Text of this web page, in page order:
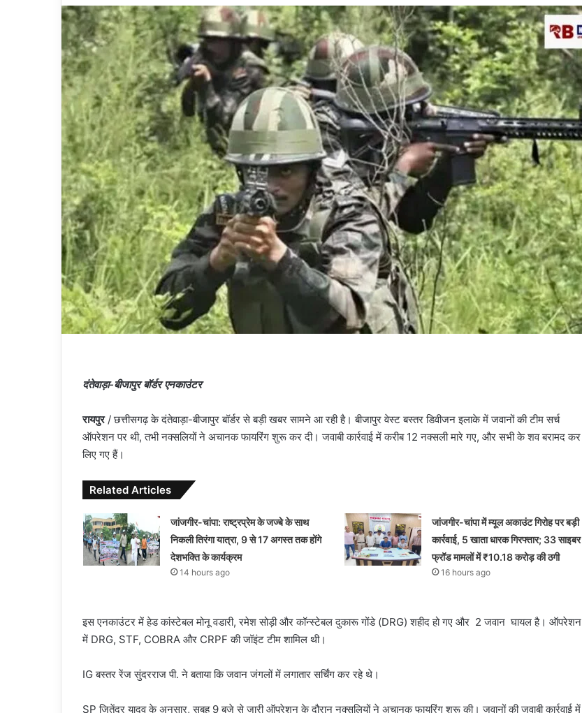
दंतेवाड़ा-बीजापुर बॉर्डर एनकाउंटर
रायपुर/ छत्तीसगढ़ के दंतेवाड़ा-बीजापुर बॉर्डर से बड़ी खबर सामने आ रही है। बीजापुर वेस्ट बस्तर डिवीजन इलाके में जवानों की टीम सर्च
ऑपरेशन पर थी, तभी नक्सलियों ने अचानक फायरिंग शुरू कर दी। जवाबी कार्रवाई में करीब 12 नक्सली मारे गए, और सभी के शव बरामद कर
लिए गए हैं।
Related Articles
जांजगीर-चांपा: राष्ट्रप्रेम के जज्बे के साथ
निकली तिरंगा यात्रा, 9 से 17 अगस्त तक होंगे
देशभक्ति के कार्यक्रम
14 hours ago
जांजगीर-चांपा में म्यूल अकाउंट गिरोह पर बड़ी
कार्रवाई, 5 खाता धारक गिरफ्तार; 33 साइबर
फ्रॉड मामलों में ₹10.18 करोड़ की ठगी
16 hours ago
इस एनकाउंटर में हेड कांस्टेबल मोनू वडारी, रमेश सोड़ी और कॉन्स्टेबल दुकारू गोंडे (DRG) शहीद हो गए और 2 जवान घायल है। ऑपरेशन
में DRG, STF, COBRA और CRPF की जॉइंट टीम शामिल थी।
IG बस्तर रेंज सुंदरराज पी. ने बताया कि जवान जंगलों में लगातार सर्चिंग कर रहे थे।
SP जितेंद्र यादव के अनुसार, सुबह 9 बजे से जारी ऑपरेशन के दौरान नक्सलियों ने अचानक फायरिंग शुरू की। जवानों की जवाबी कार्रवाई में